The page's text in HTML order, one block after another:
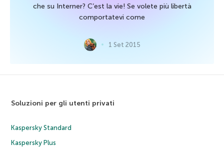
che su Interner? C’est la vie! Se volete più libertà
comportatevi come
1 Set 2015
Soluzioni per gli utenti privati
Kaspersky Standard
Kaspersky Plus